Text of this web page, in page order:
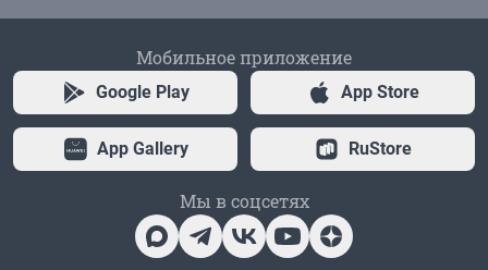
Мобильное приложение
Google Play App Store
App Gallery RuStore
Мы в соцсетях